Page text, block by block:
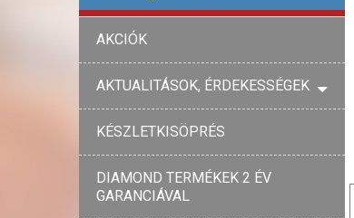
AKCIÓK
AKTUALITÁSOK, ÉRDEKESSÉGEK
KÉSZLETKISÖPRÉS
DIAMOND TERMÉKEK 2 ÉV
GARANCIÁVAL